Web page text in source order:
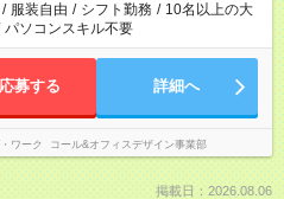
/ 服装自由 / シフト勤務 / 10名以上の大
パソコンスキル不要
応募する 詳細へ
ワーク コール&オフィスデザイン事業部
掲載日：2026.08.06